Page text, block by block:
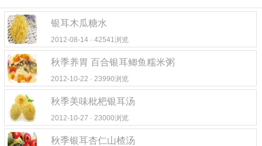
银耳木瓜糖水
2012-08-14 · 42541浏览
秋季养胃 百合银耳鲫鱼糯米粥
2012-10-22 · 23990浏览
秋季美味枇杷银耳汤
2012-10-27 · 23000浏览
秋季银耳杏仁山楂汤